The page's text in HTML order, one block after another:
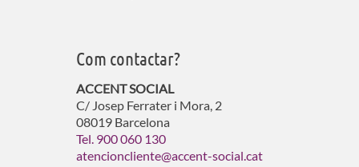
Com contactar?
ACCENT SOCIAL
C/ Josep Ferrater i Mora, 2
08019 Barcelona
Tel. 900 060 130
atencioncliente@accent-social.cat